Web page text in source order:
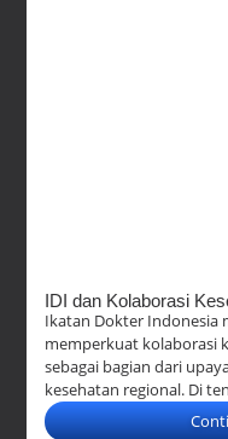
IDI dan Kolaborasi
Ikatan Dokter Indonesia
memperkuat kolaborasi
sebagai bagian dari
kesehatan regional. Di